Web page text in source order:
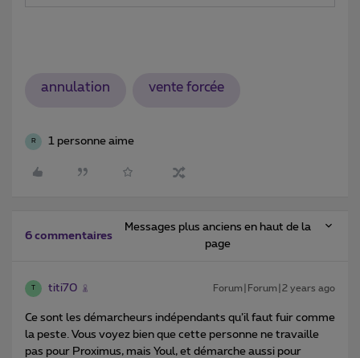
annulation vente forcée
R 1 personne aime
6 commentaires
Messages plus anciens en haut de la
page
titi70 Forum|Forum|2 years ago
Ce sont les démarcheurs indépendants qu’il faut fuir comme
la peste. Vous voyez bien que cette personne ne travaille
pas pour Proximus, mais Youl, et démarche aussi pour